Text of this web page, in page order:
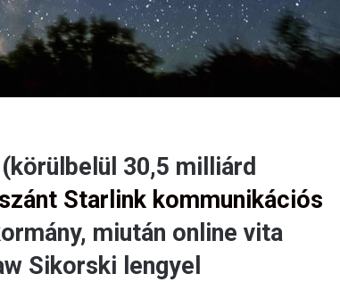
30,5 milliárd
Starlink kommunikációs
miután online vita
Sikorski lengyel